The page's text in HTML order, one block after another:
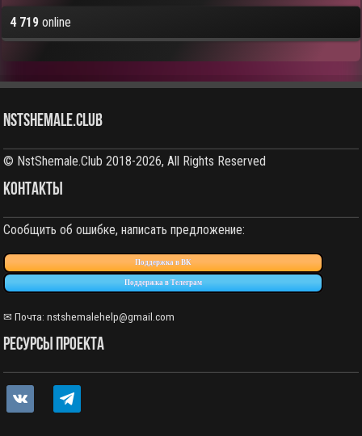
4 719 online
NstShemale.Club
© NstShemale.Club 2018-2026, All Rights Reserved
КОНТАКТЫ
Сообщить об ошибке, написать предложение:
Поддержка в ВК
Поддержка в Телеграм
✉ Почта: nstshemalehelp@gmail.com
РЕСУРСЫ ПРОЕКТА
vkontakte telegram